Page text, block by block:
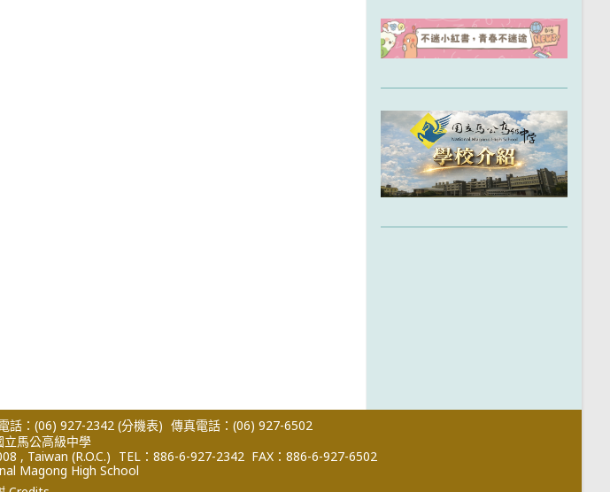
話：(06) 927-2342 (分機表) 傳真電話：(06) 927-6502
立馬公高級中學
, Taiwan (R.O.C.) TEL：886-6-927-2342 FAX：886-6-927-6502
Magong High School